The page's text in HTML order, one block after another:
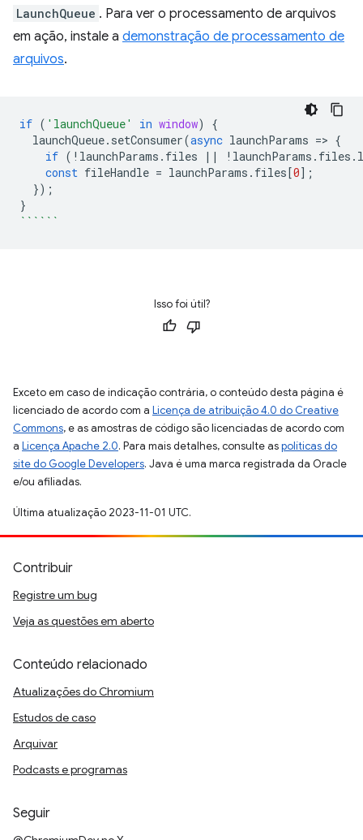
LaunchQueue . Para ver o processamento de arquivos
em ação, instale a demonstração de processamento de
arquivos.
if ( 'launchQueue' in window)
{
launchQueue. setConsumer(async launchParams => {
if ( ! launchParams . files || ! launchParams . files .
const fileHandle = launchParams . files[0];
});
}
``````
Isso foi útil?
Exceto em caso de indicação contrária, o conteúdo desta página é
licenciado de acordo com a Licença de atribuição 4.0 do Creative
Commons, e as amostras de código são licenciadas de acordo com
a Licença Apache 2.0. Para mais detalhes, consulte aspolíticas do
site do Google Developers. Java é uma marca registrada da Oracle
e/ou afiliadas.
Última atualização 2023-11-01 UTC.
Contribuir
Registre um bug
Veja as questões em aberto
Conteúdo relacionado
Atualizações do Chromium
Estudos de caso
Arquivar
Podcasts e programas
Seguir